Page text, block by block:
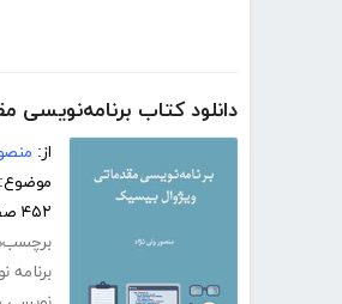
دانلود کتاب برنامه‌نویسی
از:
موضوع:
۴۵۲ صفحه
برنامه